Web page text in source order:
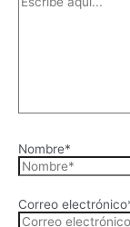
Nombre*
Correo